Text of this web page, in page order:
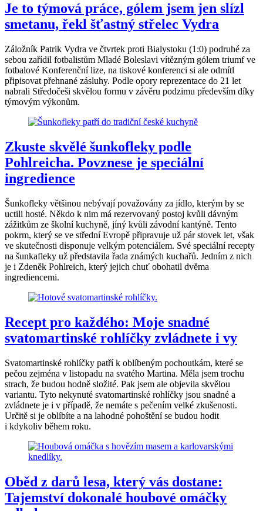
Je to týmová práce, gólem jsem jen slízl
smetanu, řekl šťastný střelec Vydra
Záložník Patrik Vydra ve čtvrtek proti Bialystoku (1:0) podruhé za
sebou zařídil fotbalistům Mladé Boleslavi vítězným gólem triumf ve
fotbalové Konferenční lize, na tiskové konferenci si ale odmítl
připisovat přehnané zásluhy. Podle opory reprezentace do 21 let
nabrali Středočeši skvělou formu v závěru podzimu především díky
týmovým výkonům.
Zkuste skvělé šunkofleky podle
Pohlreicha. Povznese je speciální
ingredience
Šunkofleky většinou nebývají považovány za jídlo, kterým by se
uctili hosté. Někdo k nim má rezervovaný postoj kvůli dávným
zážitkům ze školní kuchyně, jíný kvůli závodní kantýně. Tento
pokrm, který se ve střední Evropě připravuje už pár stovek let, však
ve skutečnosti disponuje velkým potenciálem. Své speciální recepty
na šunkafleky už představila řada známých kuchařů. Jedním z nich
je i Zdeněk Pohlreich, který jejich chuť obohatil dvěma
ingrediencemi.
Recept pro každého: Moje snadné
svatomartinské rohlíčky zvládnete i vy
Svatomartinské rohlíčky patří k oblíbeným pochoutkám, které se
pečou zejména v listopadu na svatého Martina. Měla jsem trochu
strach, že budou hodně složité. Pak jsem ale objevila skvělou
variantu. Tyto nekynuté svatomartinské rohlíčky jsou snadné a
zvládnete je i v případě, že nemáte s pečením velké zkušenosti.
Určitě si je oblíbíte a na lahodné pohoštění se budou hodit
i kdykoliv během roku.
Oběd z darů lesa, který vás dostane:
Tajemství dokonalé houbové omáčky